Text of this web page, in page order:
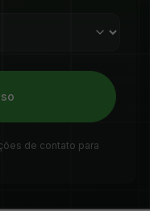
de contato para